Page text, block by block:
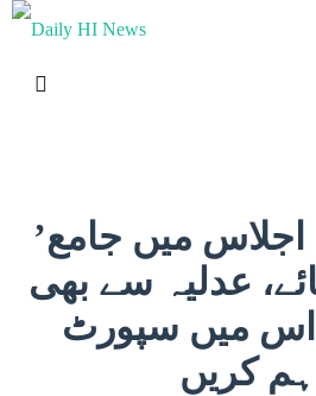
’ایپکس کمیٹی اجلاس میں جامع
عدلیہ سے بھی
اس میں سپورٹ